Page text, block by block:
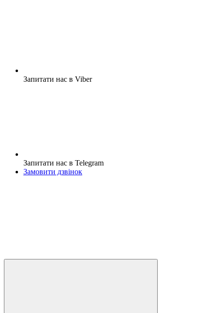
Запитати нас в Viber
Запитати нас в Telegram
Замовити дзвінок